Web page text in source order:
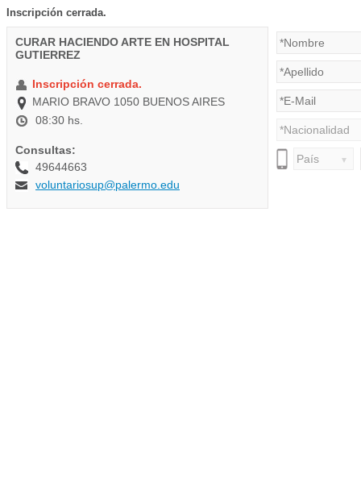
Inscripción cerrada.
CURAR HACIENDO ARTE EN HOSPITAL
GUTIERREZ
Inscripción cerrada.
MARIO BRAVO 1050 BUENOS AIRES
08:30 hs.
Consultas:
49644663
voluntariosup@palermo.edu